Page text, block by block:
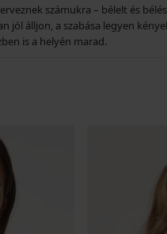
számukra – bélelt és
álljon, a szabása legyen
is a helyén marad.